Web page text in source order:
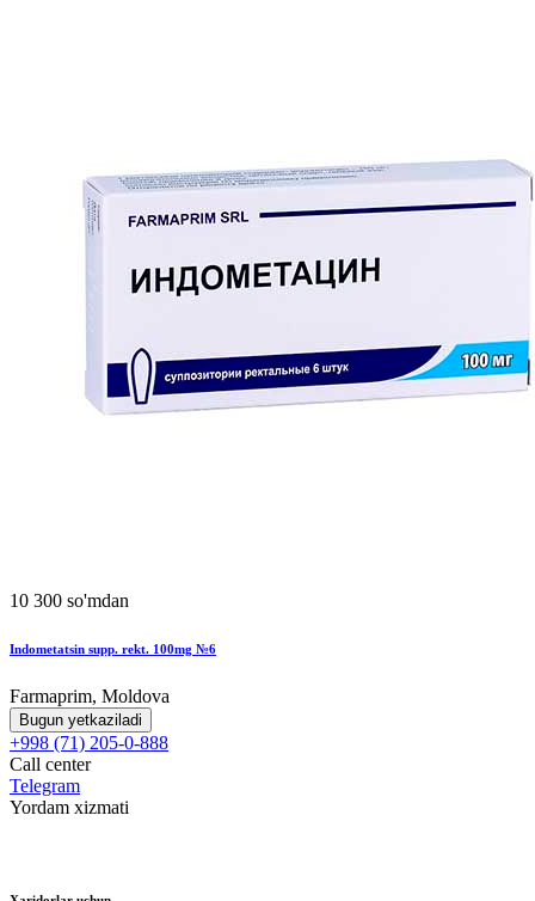
10 300 so'mdan
Indometatsin supp. rekt. 100mg №6
Farmaprim, Moldova
Bugun yetkaziladi
+998 (71) 205-0-888
Call center
Telegram
Yordam xizmati